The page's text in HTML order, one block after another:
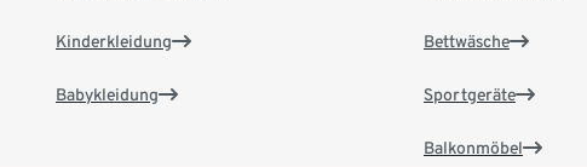
Kinderkleidung
Babykleidung
Bettwäsche
Sportgeräte
Balkonmöbel